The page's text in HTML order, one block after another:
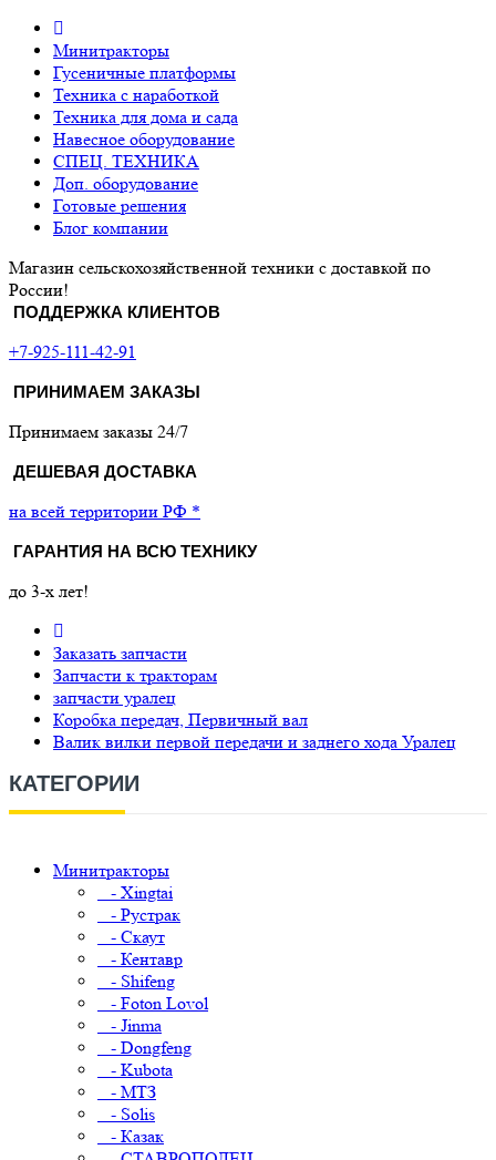
Минитракторы
Гусеничные платформы
Техника с наработкой
Техника для дома и сада
Навесное оборудование
СПЕЦ. ТЕХНИКА
Доп. оборудование
Готовые решения
Блог компании
Магазин сельскохозяйственной техники с доставкой по
России!
ПОДДЕРЖКА КЛИЕНТОВ
+7-925-111-42-91
ПРИНИМАЕМ ЗАКАЗЫ
Принимаем заказы 24/7
ДЕШЕВАЯ ДОСТАВКА
на всей территории РФ *
ГАРАНТИЯ НА ВСЮ ТЕХНИКУ
до 3-х лет!
Заказать запчасти
Запчасти к тракторам
запчасти уралец
Коробка передач, Первичный вал
Валик вилки первой передачи и заднего хода Уралец
КАТЕГОРИИ
Минитракторы
- Xingtai
- Рустрак
- Скаут
- Кентавр
- Shifeng
- Foton Lovol
- Jinma
- Dongfeng
- Kubota
- МТЗ
- Solis
- Казак